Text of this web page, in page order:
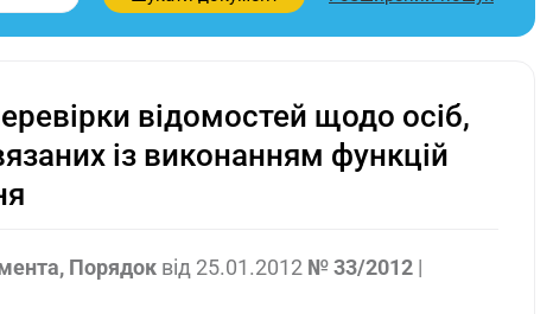
відомостей щодо осіб,
із виконанням функцій
Порядок від 25.01.2012 № 33/2012 |